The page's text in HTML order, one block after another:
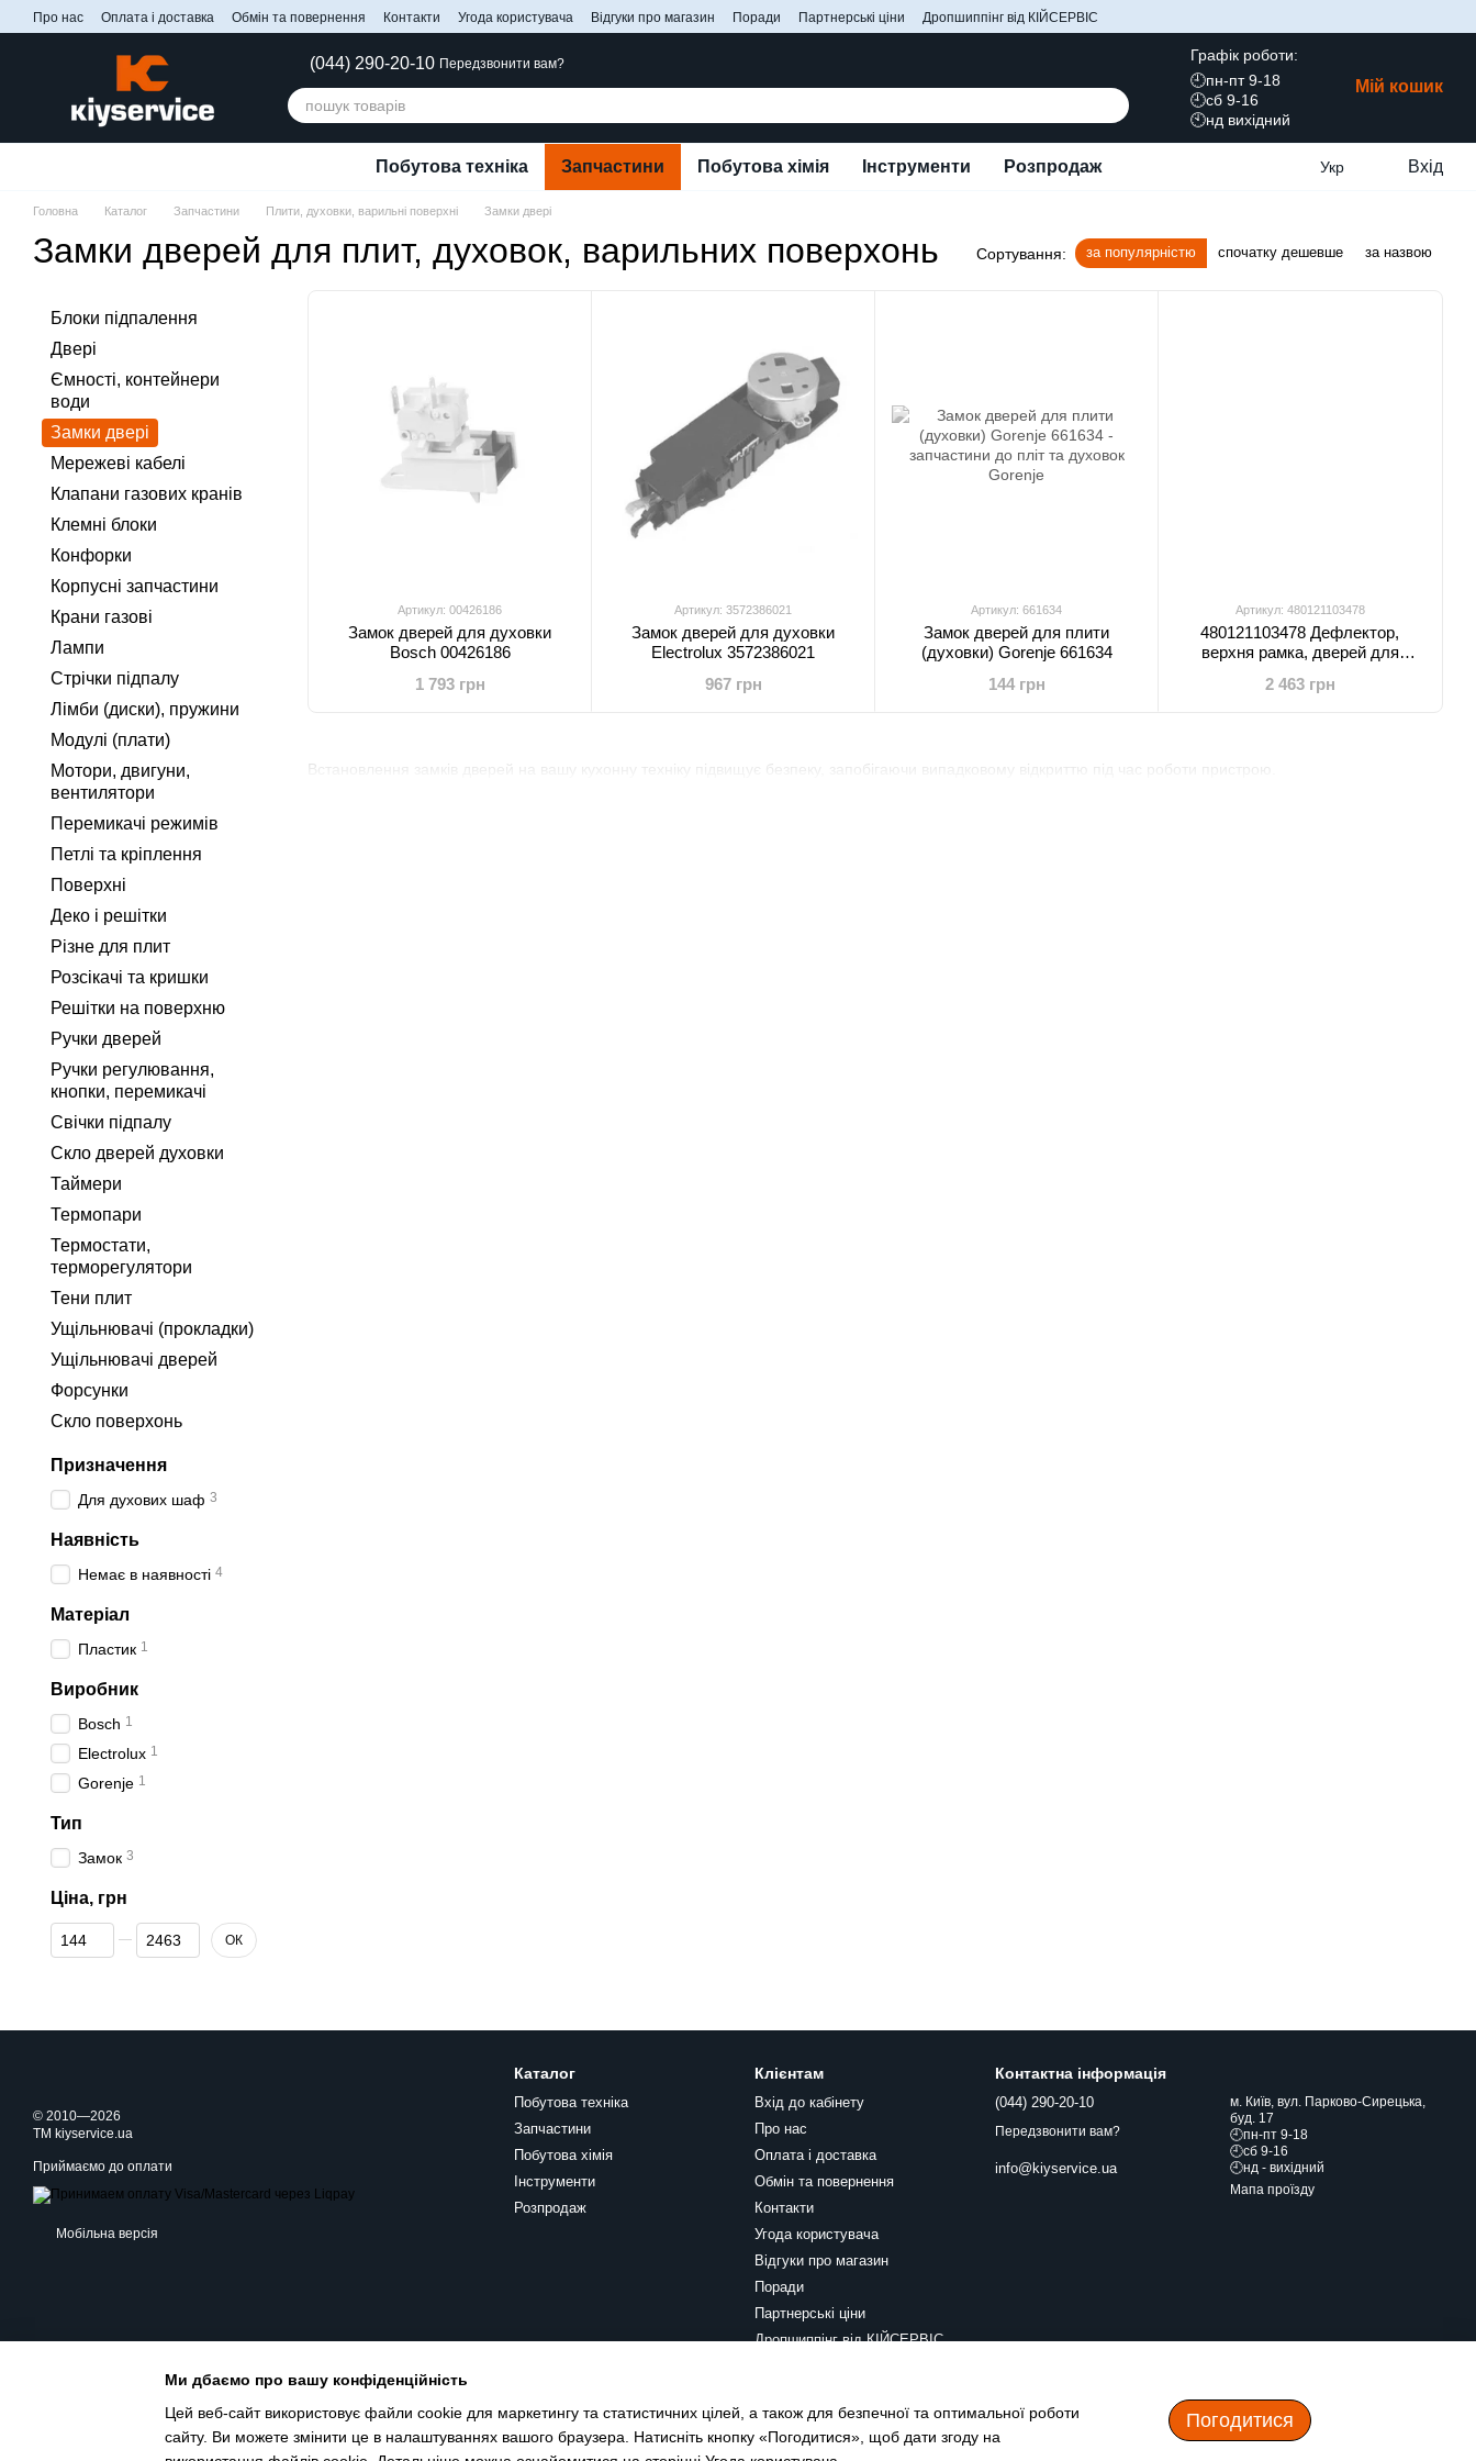
Перейти до основного контенту
Про нас Оплата і доставка Обмін та повернення Контакти Угода користувача Відгуки про магазин Поради Партнерські ціни Дропшиппінг від КІЙСЕРВІС
(044) 290-20-10 Передзвонити вам?
Графік роботи:
🕘пн-пт 9-18
🕘сб 9-16
🕙нд вихідний
Мій кошик
Побутова техніка Запчастини Побутова хімія Інструменти Розпродаж Укр Вхід
Головна Каталог Запчастини Плити, духовки, варильні поверхні Замки двері
Замки дверей для плит, духовок, варильних поверхонь Сортування: за популярністю спочатку дешевше за назвою
Встановлення замків дверей на вашу кухонну техніку підвищує безпеку, запобігаючи випадковому відкриттю під час роботи пристрою.
Артикул: 00426186
Замок дверей для духовки
Bosch 00426186
1 793 грн
Артикул: 3572386021
Замок дверей для духовки
Electrolux 3572386021
967 грн
Артикул: 661634
Замок дверей для плити
(духовки) Gorenje 661634
144 грн
Артикул: 480121103478
480121103478 Дефлектор,
верхня рамка, дверей для
2 463 грн
Блоки підпалення
Двері
Ємності, контейнери
води
Замки двері
Мережеві кабелі
Клапани газових кранів
Клемні блоки
Конфорки
Корпусні запчастини
Крани газові
Лампи
Стрічки підпалу
Лімби (диски), пружини
Модулі (плати)
Мотори, двигуни,
вентилятори
Перемикачі режимів
Петлі та кріплення
Поверхні
Деко і решітки
Різне для плит
Розсікачі та кришки
Решітки на поверхню
Ручки дверей
Ручки регулювання,
кнопки, перемикачі
Свічки підпалу
Скло дверей духовки
Таймери
Термопари
Термостати,
терморегулятори
Тени плит
Ущільнювачі (прокладки)
Ущільнювачі дверей
Форсунки
Скло поверхонь
Призначення
Для духових шаф 3
Наявність
Немає в наявності 4
Матеріал
Пластик 1
Виробник
Bosch 1
Electrolux 1
Gorenje 1
Тип
Замок 3
Ціна, грн
Від Ціна, грн
До Ціна, грн ОК
© 2010—2026
TM kiyservice.ua
Приймаємо до оплати
Мобільна версія
Каталог
Побутова техніка
Запчастини
Побутова хімія
Інструменти
Розпродаж
Клієнтам
Вхід до кабінету
Про нас
Оплата і доставка
Обмін та повернення
Контакти
Угода користувача
Відгуки про магазин
Поради
Партнерські ціни
Дропшиппінг від КІЙСЕРВІС
Контактна інформація
(044) 290-20-10
Передзвонити вам?
info@kiyservice.ua
м. Київ, вул. Парково-Сирецька,
буд. 17
🕘пн-пт 9-18
🕘сб 9-16
🕘нд - вихідний
Мапа проїзду
Ми дбаємо про вашу конфіденційність
Цей веб-сайт використовує файли cookie для маркетингу та статистичних цілей, а також для безпечної та оптимальної роботи
сайту. Ви можете змінити це в налаштуваннях вашого браузера. Натисніть кнопку «Погодитися», щоб дати згоду на
Погодитися